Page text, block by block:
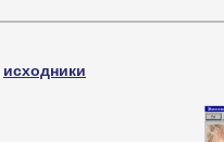
исходники